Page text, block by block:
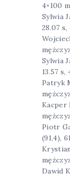
4×100
Sylwia
28.07 s,
Sylwia
13.57 s,
Patryk
Kacper
Piotr
(91,4),
Dawid